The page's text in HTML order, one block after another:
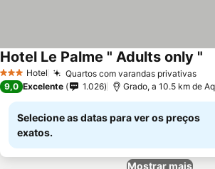
3 EstrelasHotel Quartos com varandas privativas
Hotel Le Palme " Adults only "
9,0 Excelente 1.026 Grado, a 10.5 km de
Selecione as datas para ver os preços
exatos.
Mostrar mais